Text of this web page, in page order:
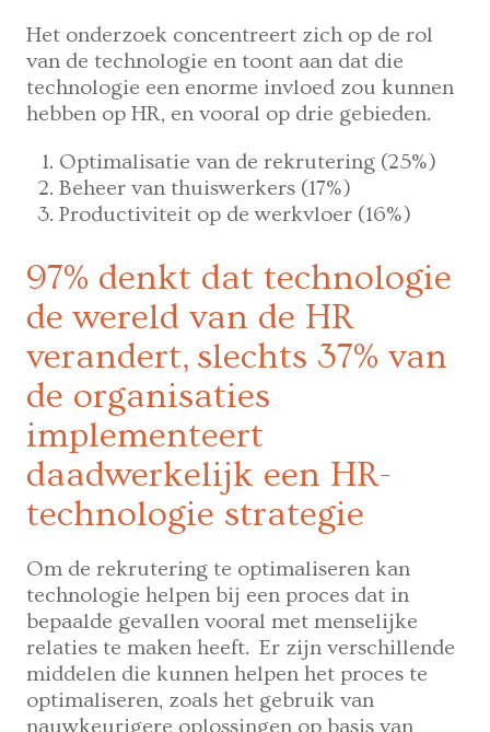
Het onderzoek concentreert zich op de rol
van de technologie en toont aan dat die
technologie een enorme invloed zou kunnen
hebben op HR, en vooral op drie gebieden.
Optimalisatie van de rekrutering (25%)
Beheer van thuiswerkers (17%)
Productiviteit op de werkvloer (16%)
97% denkt dat technologie
de wereld van de HR
verandert, slechts 37% van
de organisaties
implementeert
daadwerkelijk een HR-
technologie strategie
Om de rekrutering te optimaliseren kan
technologie helpen bij een proces dat in
bepaalde gevallen vooral met menselijke
relaties te maken heeft. Er zijn verschillende
middelen die kunnen helpen het proces te
optimaliseren, zoals het gebruik van
nauwkeurigere oplossingen op basis van